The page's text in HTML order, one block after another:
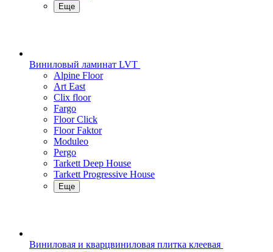
Еще
Виниловый ламинат LVT
Alpine Floor
Art East
Clix floor
Fargo
Floor Click
Floor Faktor
Moduleo
Pergo
Tarkett Deep House
Tarkett Progressive House
Еще
Виниловая и кварцвиниловая плитка клеевая